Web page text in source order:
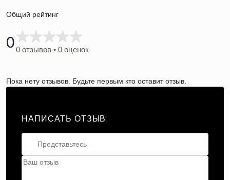
Общий рейтинг
00 отзывов • 0 оценок
Пока нету отзывов. Будьте первым кто оставит отзыв.
НАПИСАТЬ ОТЗЫВ